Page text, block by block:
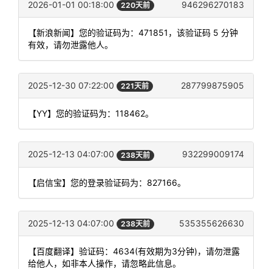
2026-01-01 00:18:00 220天前 946296270183
【新浪新闻】您的验证码为：471851，该验证码 5 分钟
有效，请勿泄露他人。
2025-12-30 07:22:00 221天前 287799875905
【YY】您的验证码为：118462。
2025-12-13 04:07:00 238天前 932299009174
【启信宝】您的登录验证码为：827166。
2025-12-13 04:07:00 238天前 535355626630
【百度翻译】验证码：4634(有效期为3分钟)，请勿泄露
给他人，如非本人操作，请忽略此信息。